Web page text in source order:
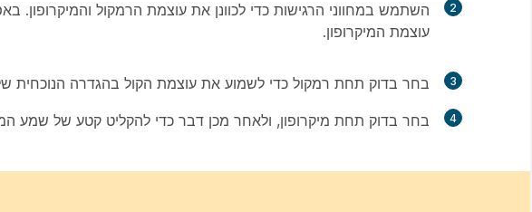
2 השתמש במחווני הרגישות כדי לכוונן את עוצמת הרמקול והמיקרופון.
עוצמת המיקרופון.
3 בחר בדוק תחת רמקול כדי לשמוע את עוצמת הקול בהגדרה הנוכחית
4 בחר בדוק תחת מיקרופון, ולאחר מכן דבר כדי להקליט קטע של שמע